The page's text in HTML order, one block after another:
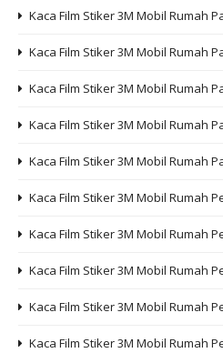
Kaca Film Stiker 3M Mobil Rumah
Kaca Film Stiker 3M Mobil Rumah
Kaca Film Stiker 3M Mobil Rumah
Kaca Film Stiker 3M Mobil Rumah
Kaca Film Stiker 3M Mobil Rumah
Kaca Film Stiker 3M Mobil Rumah
Kaca Film Stiker 3M Mobil Rumah
Kaca Film Stiker 3M Mobil Rumah
Kaca Film Stiker 3M Mobil Rumah
Kaca Film Stiker 3M Mobil Rumah